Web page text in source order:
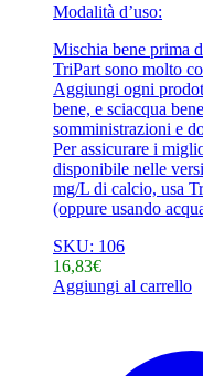
Modalità d’uso:
Mischia bene prima
TriPart sono molto
Aggiungi ogni
bene, e sciacqua
somministrazioni e
Per assicurare i
disponibile nelle
mg/L di calcio, usa
(oppure usando
SKU: 106
16,83€
Aggiungi al carrello